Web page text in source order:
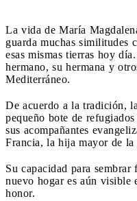
La vida de María
guarda muchas similitudes
esas mismas tierras hoy
hermano, su hermana y
Mediterráneo.
De acuerdo a la tradición,
pequeño bote de
sus acompañantes
Francia, la hija mayor de la
Su capacidad para
nuevo hogar es aún visible
honor.